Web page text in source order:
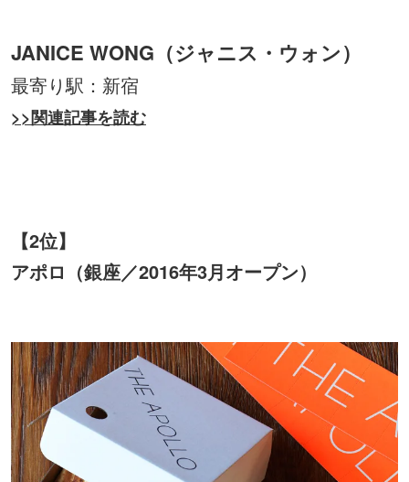
JANICE WONG（ジャニス・ウォン）
最寄り駅：新宿
>>関連記事を読む
【2位】
アポロ（銀座／2016年3月オープン）